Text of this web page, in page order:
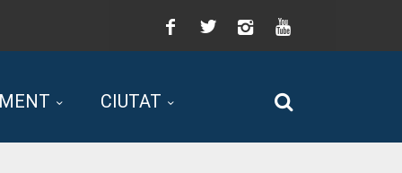
Facebook
Twitter Instagram
CIUTAT